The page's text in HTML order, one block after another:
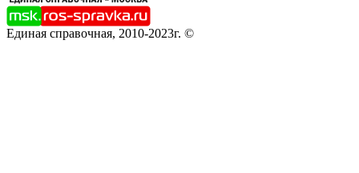
Единая справочная, 2010-2023г. ©